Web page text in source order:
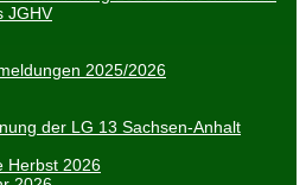
JGHV
2025/2026
der LG 13 Sachsen-Anhalt
Herbst 2026